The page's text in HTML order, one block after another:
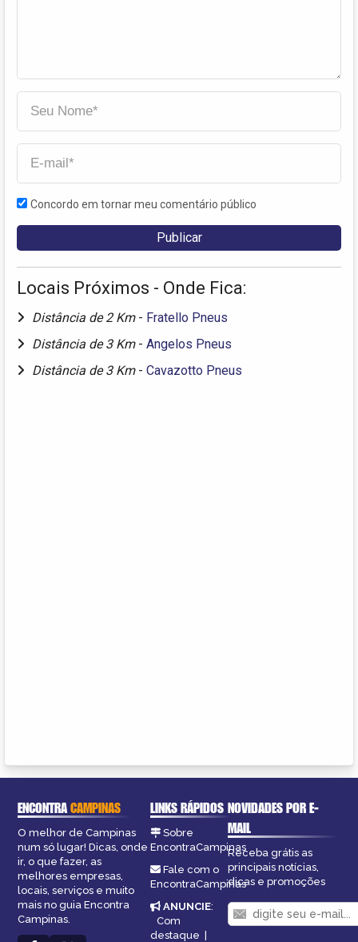
Concordo em tornar meu comentário público
Locais Próximos - Onde Fica:
Distância de 2 Km - Fratello Pneus
Distância de 3 Km - Angelos Pneus
Distância de 3 Km - Cavazotto Pneus
ENCONTRACAMPINAS
O melhor de Campinas
num só lugar! Dicas, onde
ir, o que fazer, as
melhores empresas,
locais, serviços e muito
mais no guia Encontra
Campinas.
LINKS RÁPIDOS
Sobre
EncontraCampinas
Fale com o
EncontraCampinas
ANUNCIE:
Com
destaque |
NOVIDADES POR E-
MAIL
Receba grátis as
principais notícias,
dicas e promoções